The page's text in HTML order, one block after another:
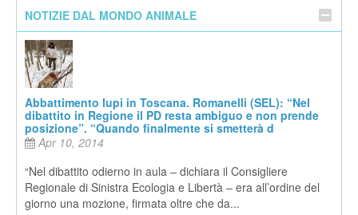
NOTIZIE DAL MONDO ANIMALE
Abbattimento lupi in Toscana. Romanelli (SEL): “Nel
dibattito in Regione il PD resta ambiguo e non prende
posizione”. “Quando finalmente si smetterà d
Apr 10, 2014
“Nel dibattito odierno in aula – dichiara il Consigliere
Regionale di Sinistra Ecologia e Libertà – era all’ordine del
giorno una mozione, firmata oltre che da...